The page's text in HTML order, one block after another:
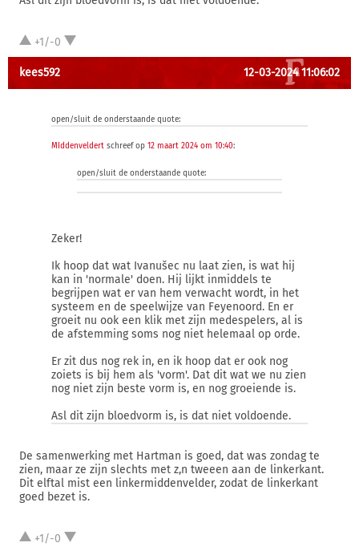
+1/-0
kees592 12-03-2024 11:06:02
open/sluit de onderstaande quote:
MIddenveldert schreef op 12 maart 2024 om 10:40:
open/sluit de onderstaande quote:
Zeker!
Ik hoop dat wat Ivanušec nu laat zien, is wat hij
kan in 'normale' doen. Hij lijkt inmiddels te
begrijpen wat er van hem verwacht wordt, in het
systeem en de speelwijze van Feyenoord. En er
groeit nu ook een klik met zijn medespelers, al is
de afstemming soms nog niet helemaal op orde.
Er zit dus nog rek in, en ik hoop dat er ook nog
zoiets is bij hem als 'vorm'. Dat dit wat we nu zien
nog niet zijn beste vorm is, en nog groeiende is.
Asl dit zijn bloedvorm is, is dat niet voldoende.
De samenwerking met Hartman is goed, dat was zondag te
zien, maar ze zijn slechts met z,n tweeen aan de linkerkant.
Dit elftal mist een linkermiddenvelder, zodat de linkerkant
goed bezet is.
+1/-0